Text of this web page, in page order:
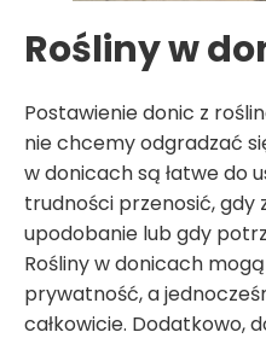
Rośliny w
Postawienie donic z
nie chcemy odgradzać
w donicach są łatwe do
trudności przenosić, gdy
upodobanie lub gdy
Rośliny w donicach
prywatność, a
całkowicie. Dodatkowo,